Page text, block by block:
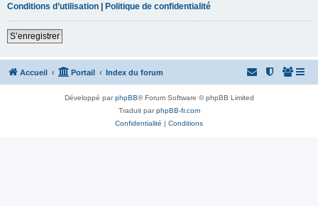
Conditions d’utilisation | Politique de confidentialité
S’enregistrer
Accueil Portail Index du forum
Développé parphpBB® Forum Software © phpBB Limited
Traduit parphpBB-fr.com
Confidentialité | Conditions